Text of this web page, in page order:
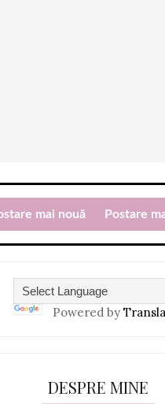
mai nouă Postare
Powered by
DESPRE MINE